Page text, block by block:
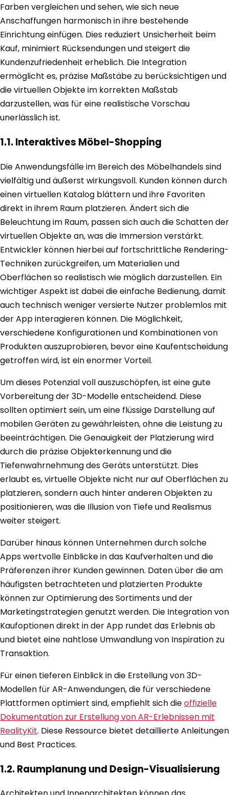
Farben vergleichen und sehen, wie sich neue
Anschaffungen harmonisch in ihre bestehende
Einrichtung einfügen. Dies reduziert Unsicherheit beim
Kauf, minimiert Rücksendungen und steigert die
Kundenzufriedenheit erheblich. Die Integration
ermöglicht es, präzise Maßstäbe zu berücksichtigen und
die virtuellen Objekte im korrekten Maßstab
darzustellen, was für eine realistische Vorschau
unerlässlich ist.
1.1. Interaktives Möbel-Shopping
Die Anwendungsfälle im Bereich des Möbelhandels sind
vielfältig und äußerst wirkungsvoll. Kunden können durch
einen virtuellen Katalog blättern und ihre Favoriten
direkt in ihrem Raum platzieren. Ändert sich die
Beleuchtung im Raum, passen sich auch die Schatten der
virtuellen Objekte an, was die Immersion verstärkt.
Entwickler können hierbei auf fortschrittliche Rendering-
Techniken zurückgreifen, um Materialien und
Oberflächen so realistisch wie möglich darzustellen. Ein
wichtiger Aspekt ist dabei die einfache Bedienung, damit
auch technisch weniger versierte Nutzer problemlos mit
der App interagieren können. Die Möglichkeit,
verschiedene Konfigurationen und Kombinationen von
Produkten auszuprobieren, bevor eine Kaufentscheidung
getroffen wird, ist ein enormer Vorteil.
Um dieses Potenzial voll auszuschöpfen, ist eine gute
Vorbereitung der 3D-Modelle entscheidend. Diese
sollten optimiert sein, um eine flüssige Darstellung auf
mobilen Geräten zu gewährleisten, ohne die Leistung zu
beeinträchtigen. Die Genauigkeit der Platzierung wird
durch die präzise Objekterkennung und die
Tiefenwahrnehmung des Geräts unterstützt. Dies
erlaubt es, virtuelle Objekte nicht nur auf Oberflächen zu
platzieren, sondern auch hinter anderen Objekten zu
positionieren, was die Illusion von Tiefe und Realismus
weiter steigert.
Darüber hinaus können Unternehmen durch solche
Apps wertvolle Einblicke in das Kaufverhalten und die
Präferenzen ihrer Kunden gewinnen. Daten über die am
häufigsten betrachteten und platzierten Produkte
können zur Optimierung des Sortiments und der
Marketingstrategien genutzt werden. Die Integration von
Kaufoptionen direkt in der App rundet das Erlebnis ab
und bietet eine nahtlose Umwandlung von Inspiration zu
Transaktion.
Für einen tieferen Einblick in die Erstellung von 3D-
Modellen für AR-Anwendungen, die für verschiedene
Plattformen optimiert sind, empfiehlt sich dieoffizielle
Dokumentation zur Erstellung von AR-Erlebnissen mit
RealityKit. Diese Ressource bietet detaillierte Anleitungen
und Best Practices.
1.2. Raumplanung und Design-Visualisierung